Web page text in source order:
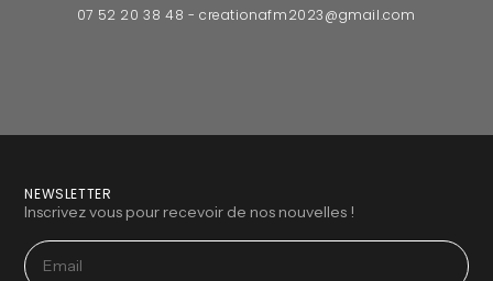
07 52 20 38 48 - creationafm2023@gmail.com
NEWSLETTER
Inscrivez vous pour recevoir de nos nouvelles !